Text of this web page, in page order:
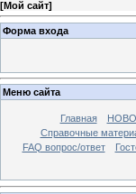
[Мой сайт]
Форма входа
Меню сайта
Главная
Справочные
FAQ вопрос/ответ